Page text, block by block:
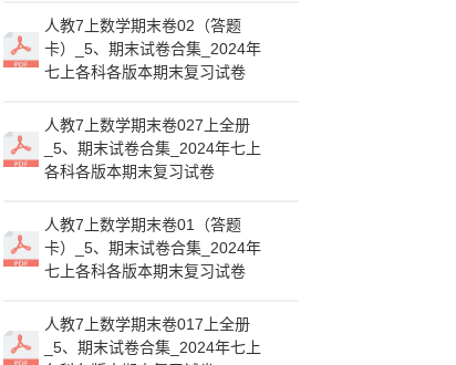
人教7上数学期末卷02（答题
卡）_5、期末试卷合集_2024年
七上各科各版本期末复习试卷
人教7上数学期末卷027上全册
_5、期末试卷合集_2024年七上
各科各版本期末复习试卷
人教7上数学期末卷01（答题
卡）_5、期末试卷合集_2024年
七上各科各版本期末复习试卷
人教7上数学期末卷017上全册
_5、期末试卷合集_2024年七上